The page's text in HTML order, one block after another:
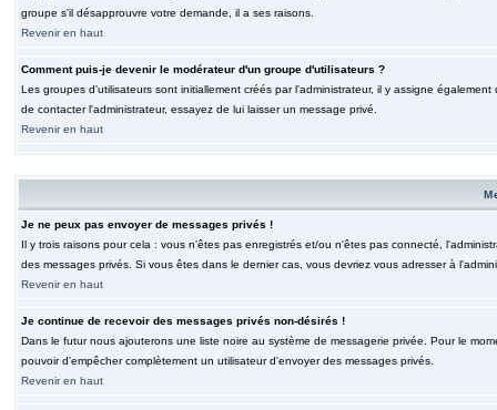
groupe s'il désapprouvre votre demande, il a ses raisons.
Revenir en haut
Comment puis-je devenir le modérateur d'un groupe d'utilisateurs ?
Les groupes d'utilisateurs sont initiallement créés par l'administrateur, il y assigne
de contacter l'administrateur, essayez de lui laisser un message privé.
Revenir en haut
Je ne peux pas envoyer de messages privés !
Il y trois raisons pour cela : vous n'êtes pas enregistrés et/ou n'êtes pas connecté,
des messages privés. Si vous êtes dans le dernier cas, vous devriez vous adresser à
Revenir en haut
Je continue de recevoir des messages privés non-désirés !
Dans le futur nous ajouterons une liste noire au système de messagerie privée. Pour le
pouvoir d'empêcher complètement un utilisateur d'envoyer des messages privés.
Revenir en haut